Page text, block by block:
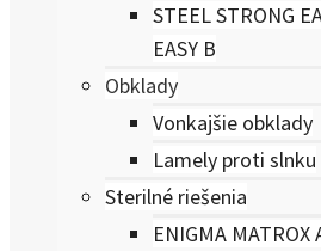
STEEL STRONG
EASY B
Obklady
Vonkajšie obklady
Lamely proti slnku
Sterilné riešenia
ENIGMA MATROX